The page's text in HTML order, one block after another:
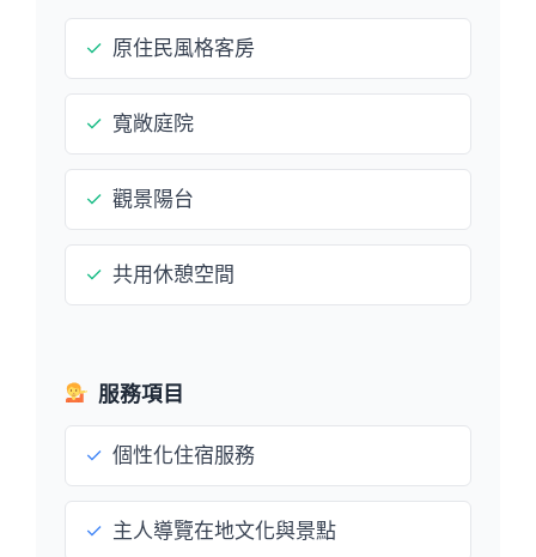
✓ 原住民風格客房
✓ 寬敞庭院
✓ 觀景陽台
✓ 共用休憩空間
服務項目
✓ 個性化住宿服務
✓ 主人導覽在地文化與景點